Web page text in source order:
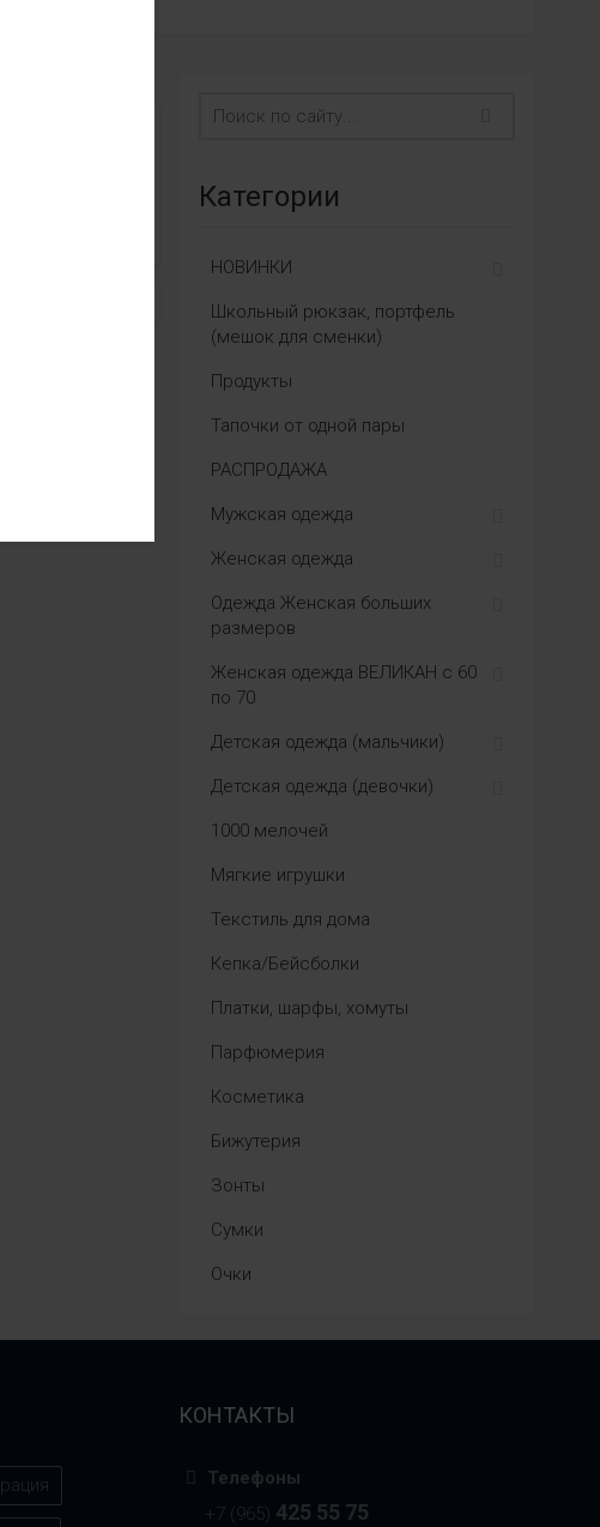
Категории
НОВИНКИ
Школьный рюкзак, портфель
(мешок для сменки)
Продукты
Тапочки от одной пары
РАСПРОДАЖА
Мужская одежда
Женская одежда
Одежда Женская больших
размеров
Женская одежда ВЕЛИКАН с 60
по 70
Детская одежда (мальчики)
Детская одежда (девочки)
1000 мелочей
Мягкие игрушки
Текстиль для дома
Кепка/Бейсболки
Платки, шарфы, хомуты
Парфюмерия
Косметика
Бижутерия
Зонты
Сумки
Очки
КОНТАКТЫ
Телефоны
+7 (965) 425 55 75